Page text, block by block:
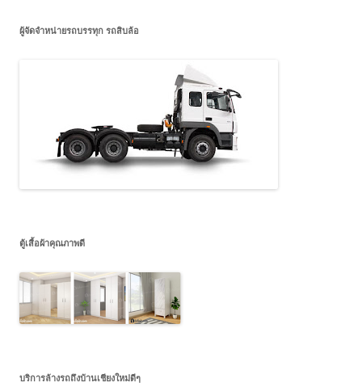
ผู้จัดจำหน่ายรถบรรทุก รถสิบล้อ
ตู้เสื้อผ้าคุณภาพดี
บริการล้างรถถึงบ้านเชียงใหม่ดีๆ